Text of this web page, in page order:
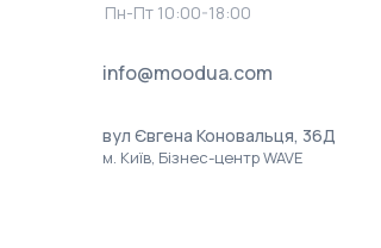
Пн-Пт 10:00-18:00
info@moodua.com
вул Євгена Коновальця, 36Д
м. Київ, Бізнес-центр WAVE